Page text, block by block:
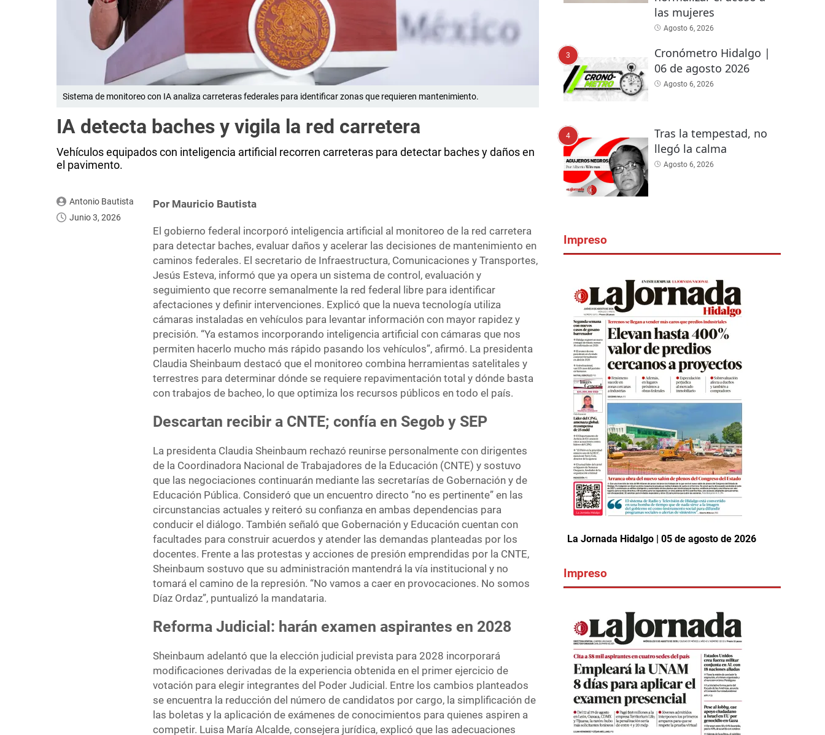
Sistema de monitoreo con IA analiza carreteras federales para identificar zonas que requieren mantenimiento.
IA detecta baches y vigila la red carretera
Vehículos equipados con inteligencia artificial recorren carreteras para detectar baches y daños en
el pavimento.
Antonio Bautista
Junio 3, 2026
Por Mauricio Bautista
El gobierno federal incorporó inteligencia artificial al monitoreo de la red carretera
para detectar baches, evaluar daños y acelerar las decisiones de mantenimiento en
caminos federales. El secretario de Infraestructura, Comunicaciones y Transportes,
Jesús Esteva, informó que ya opera un sistema de control, evaluación y
seguimiento que recorre semanalmente la red federal libre para identificar
afectaciones y definir intervenciones. Explicó que la nueva tecnología utiliza
cámaras instaladas en vehículos para levantar información con mayor rapidez y
precisión. “Ya estamos incorporando inteligencia artificial con cámaras que nos
permiten hacerlo mucho más rápido pasando los vehículos”, afirmó. La presidenta
Claudia Sheinbaum destacó que el monitoreo combina herramientas satelitales y
terrestres para determinar dónde se requiere repavimentación total y dónde basta
con trabajos de bacheo, lo que optimiza los recursos públicos en todo el país.
Descartan recibir a CNTE; confía en Segob y SEP
La presidenta Claudia Sheinbaum rechazó reunirse personalmente con dirigentes
de la Coordinadora Nacional de Trabajadores de la Educación (CNTE) y sostuvo
que las negociaciones continuarán mediante las secretarías de Gobernación y de
Educación Pública. Consideró que un encuentro directo “no es pertinente” en las
circunstancias actuales y reiteró su confianza en ambas dependencias para
conducir el diálogo. También señaló que Gobernación y Educación cuentan con
facultades para construir acuerdos y atender las demandas planteadas por los
docentes. Frente a las protestas y acciones de presión emprendidas por la CNTE,
Sheinbaum sostuvo que su administración mantendrá la vía institucional y no
tomará el camino de la represión. “No vamos a caer en provocaciones. No somos
Díaz Ordaz”, puntualizó la mandataria.
Reforma Judicial: harán examen aspirantes en 2028
Sheinbaum adelantó que la elección judicial prevista para 2028 incorporará
modificaciones derivadas de la experiencia obtenida en el primer ejercicio de
votación para elegir integrantes del Poder Judicial. Entre los cambios planteados
se encuentra la reducción del número de candidatos por cargo, la simplificación de
las boletas y la aplicación de exámenes de conocimientos para quienes aspiren a
competir. Luisa María Alcalde, consejera jurídica, explicó que las adecuaciones
las mujeres
Agosto 6, 2026
3
Cronómetro Hidalgo |
06 de agosto 2026
Agosto 6, 2026
4
Tras la tempestad, no
llegó la calma
Agosto 6, 2026
Impreso
La Jornada Hidalgo | 05 de agosto de 2026
Impreso